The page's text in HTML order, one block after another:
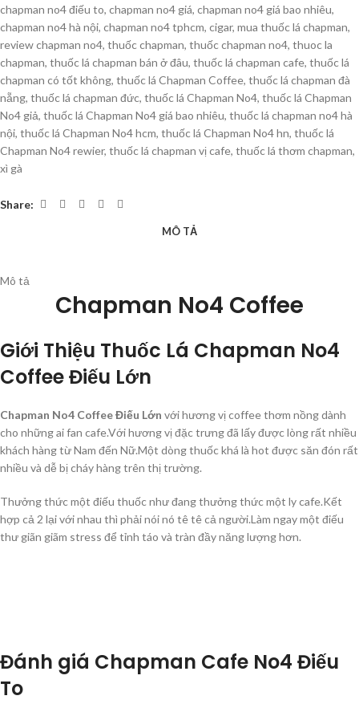
chapman no4 điếu to, chapman no4 giá, chapman no4 giá bao nhiêu,
chapman no4 hà nội, chapman no4 tphcm, cigar, mua thuốc lá chapman,
review chapman no4, thuốc chapman, thuốc chapman no4, thuoc la
chapman, thuốc lá chapman bán ở đâu, thuốc lá chapman cafe, thuốc lá
chapman có tốt không, thuốc lá Chapman Coffee, thuốc lá chapman đà
nẵng, thuốc lá chapman đức, thuốc lá Chapman No4, thuốc lá Chapman
No4 giả, thuốc lá Chapman No4 giá bao nhiêu, thuốc lá chapman no4 hà
nội, thuốc lá Chapman No4 hcm, thuốc lá Chapman No4 hn, thuốc lá
Chapman No4 rewier, thuốc lá chapman vị cafe, thuốc lá thơm chapman,
xì gà
Share:
MÔ TẢ
Mô tả
Chapman No4 Coffee
Giới Thiệu Thuốc Lá Chapman No4
Coffee Điếu Lớn
Chapman No4 Coffee Điếu Lớn với hương vị coffee thơm nồng dành
cho những ai fan cafe.Với hương vị đặc trưng đã lấy được lòng rất nhiều
khách hàng từ Nam đến Nữ.Một dòng thuốc khá là hot được săn đón rất
nhiều và dễ bị cháy hàng trên thị trường.
Thưởng thức một điếu thuốc như đang thưởng thức một ly cafe.Kết
hợp cả 2 lại với nhau thì phải nói nó tê tê cả người.Làm ngay một điếu
thư giãn giãm stress để tỉnh táo và tràn đầy năng lượng hơn.
Đánh giá Chapman Cafe No4 Điếu
To